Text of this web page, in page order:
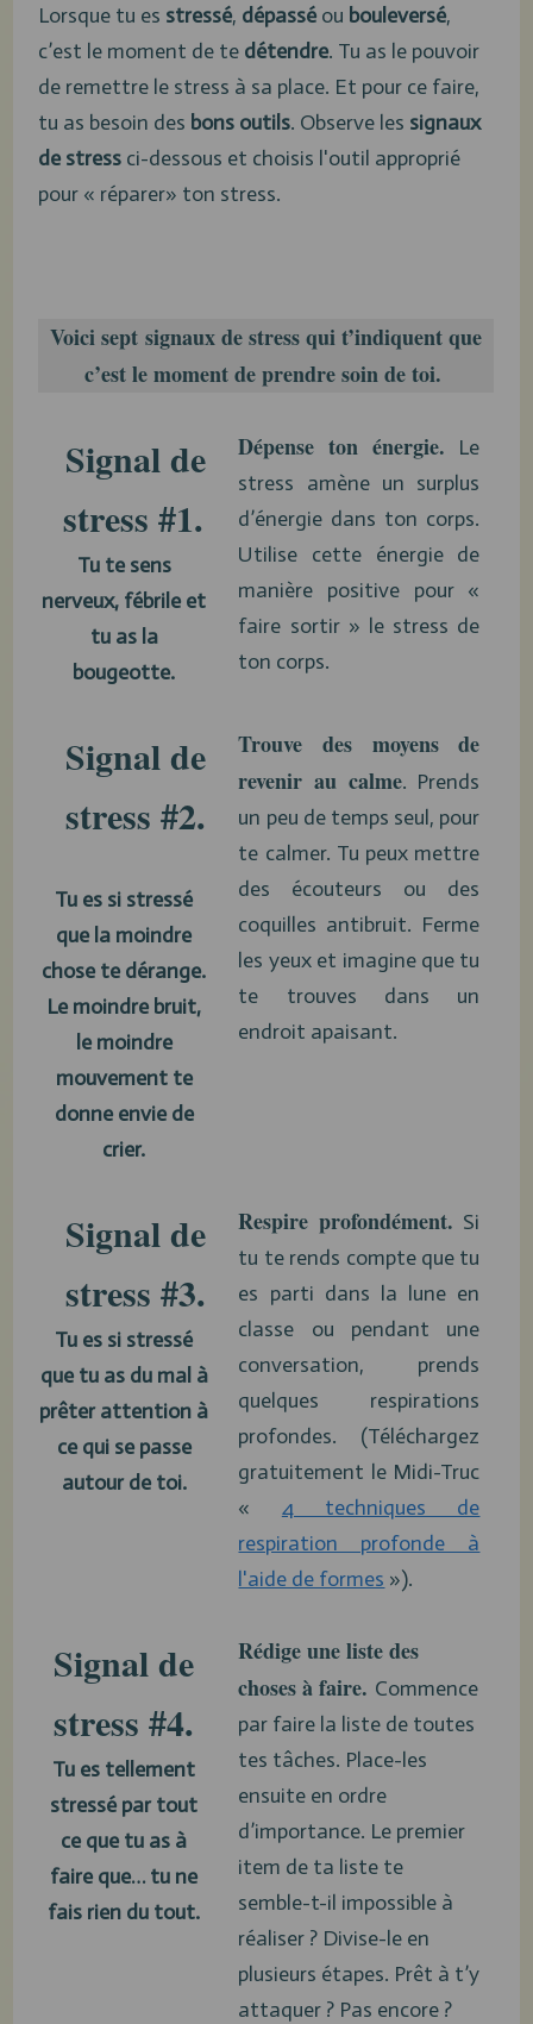
Lorsque tu es stressé, dépassé ou bouleversé,
c’est le moment de te détendre. Tu as le pouvoir
de remettre le stress à sa place. Et pour ce faire,
tu as besoin des bons outils. Observe les signaux
de stress ci-dessous et choisis l'outil approprié
pour « réparer» ton stress.
Voici sept signaux de stressqui t’indiquent que
c’est le moment de prendre soin de toi.
Signal de
stress #1.
Tu te sens
nerveux, fébrile et
tu as la
bougeotte.
Dépense ton énergie. Le
stress amène un surplus
d’énergie dans ton corps.
Utilise cette énergie de
manière positive pour «
faire sortir » le stress de
ton corps.
Signal de
stress #2.
Tu es si stressé
que la moindre
chose te dérange.
Le moindre bruit,
le moindre
mouvement te
donne envie de
crier.
Trouve des moyens de
revenir au calme. Prends
un peu de temps seul, pour
te calmer. Tu peux mettre
des écouteurs ou des
coquilles antibruit. Ferme
les yeux et imagine que tu
te trouves dans un
endroit apaisant.
Signal de
stress #3.
Tu es si stressé
que tu as du mal à
prêter attention à
ce qui se passe
autour de toi.
Respire profondément. Si
tu te rends compte que tu
es parti dans la lune en
classe ou pendant une
conversation, prends
quelques respirations
profondes. (Téléchargez
gratuitement le Midi-Truc
« 4 techniques de
respiration profonde à
l'aide de formes »).
Signal de
stress #4.
Tu es tellement
stressé par tout
ce que tu as à
faire que… tu ne
fais rien du tout.
Rédige une liste des
choses à faire. Commence
par faire la liste de toutes
tes tâches. Place-les
ensuite en ordre
d’importance. Le premier
item de ta liste te
semble-t-il impossible à
réaliser ? Divise-le en
plusieurs étapes. Prêt à t’y
attaquer ? Pas encore ?